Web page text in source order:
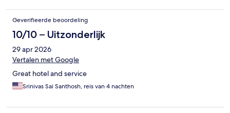
Geverifieerde beoordeling
10/10 – Uitzonderlijk
29 apr 2026
Vertalen met Google
Great hotel and service
Srinivas Sai Santhosh, reis van 4 nachten